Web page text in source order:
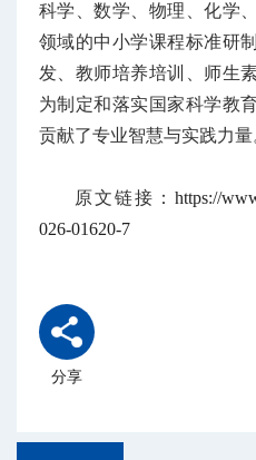
科学、数学、物理、化学
领域的中小学课程标准研
发、教师培养培训、师生
为制定和落实国家科学教
贡献了专业智慧与实践力量
原文链接： https://
026-01620-7
分享